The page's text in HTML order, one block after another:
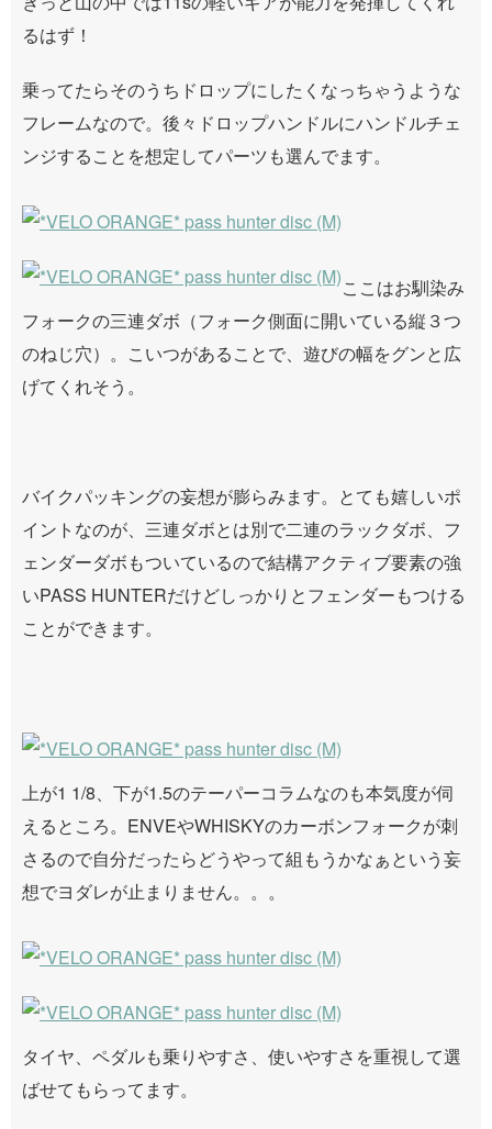
るはず！
乗ってたらそのうちドロップにしたくなっちゃうような
フレームなので。後々ドロップハンドルにハンドルチェ
ンジすることを想定してパーツも選んでます。
ここはお馴染み
フォークの三連ダボ（フォーク側面に開いている縦３つ
のねじ穴）。こいつがあることで、遊びの幅をグンと広
げてくれそう。
バイクパッキングの妄想が膨らみます。とても嬉しいポ
イントなのが、三連ダボとは別で二連のラックダボ、フ
ェンダーダボもついているので結構アクティブ要素の強
いPASS HUNTERだけどしっかりとフェンダーもつける
ことができます。
上が1 1/8、下が1.5のテーパーコラムなのも本気度が伺
えるところ。ENVEやWHISKYのカーボンフォークが刺
さるので自分だったらどうやって組もうかなぁという妄
想でヨダレが止まりません。。。
タイヤ、ペダルも乗りやすさ、使いやすさを重視して選
ばせてもらってます。